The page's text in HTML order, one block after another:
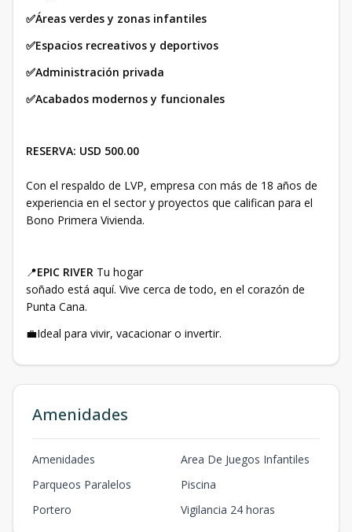
✅Áreas verdes y zonas infantiles
✅Espacios recreativos y deportivos
✅Administración privada
✅Acabados modernos y funcionales
RESERVA: USD 500.00
Con el respaldo de LVP, empresa con más de 18 años de
experiencia en el sector y proyectos que califican para el
Bono Primera Vivienda.
📍EPIC RIVER Tu hogar
soñado está aquí. Vive cerca de todo, en el corazón de
Punta Cana.
💼Ideal para vivir, vacacionar o invertir.
Amenidades
Amenidades
Area De Juegos Infantiles
Parqueos Paralelos
Piscina
Portero
Vigilancia 24 horas